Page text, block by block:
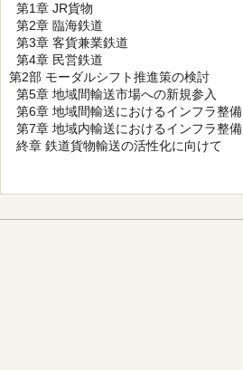
第1章 JR貨物
第2章 臨海鉄道
第3章 客貨兼業鉄道
第4章 民営鉄道
第2部 モーダルシフト推進策の検討
第5章 地域間輸送市場への新規参入
第6章 地域間輸送におけるインフラ整備
第7章 地域内輸送におけるインフラ整備
終章 鉄道貨物輸送の活性化に向けて